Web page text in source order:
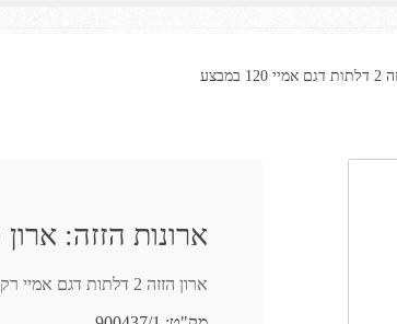
ארונות הזזה: ארון הזזה 2 דלתות דגם
ארון הזזה 2 דלתות דגם אמיי רק בפניקה רהיטים אונליין.